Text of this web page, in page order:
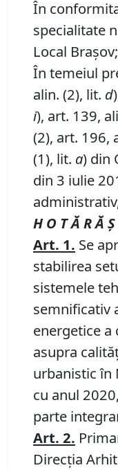
În
specialitate
Local Brașov;
În temeiul
alin. (2), lit. d
i), art. 139,
(2), art. 196,
(1), lit. a) din
din 3 iulie
H O T Ă R Ă
Art. 1. Se
stabilirea
sistemele
semnificativ
energetice
asupra
urbanistic în
cu anul
parte
Art. 2.
Direcția